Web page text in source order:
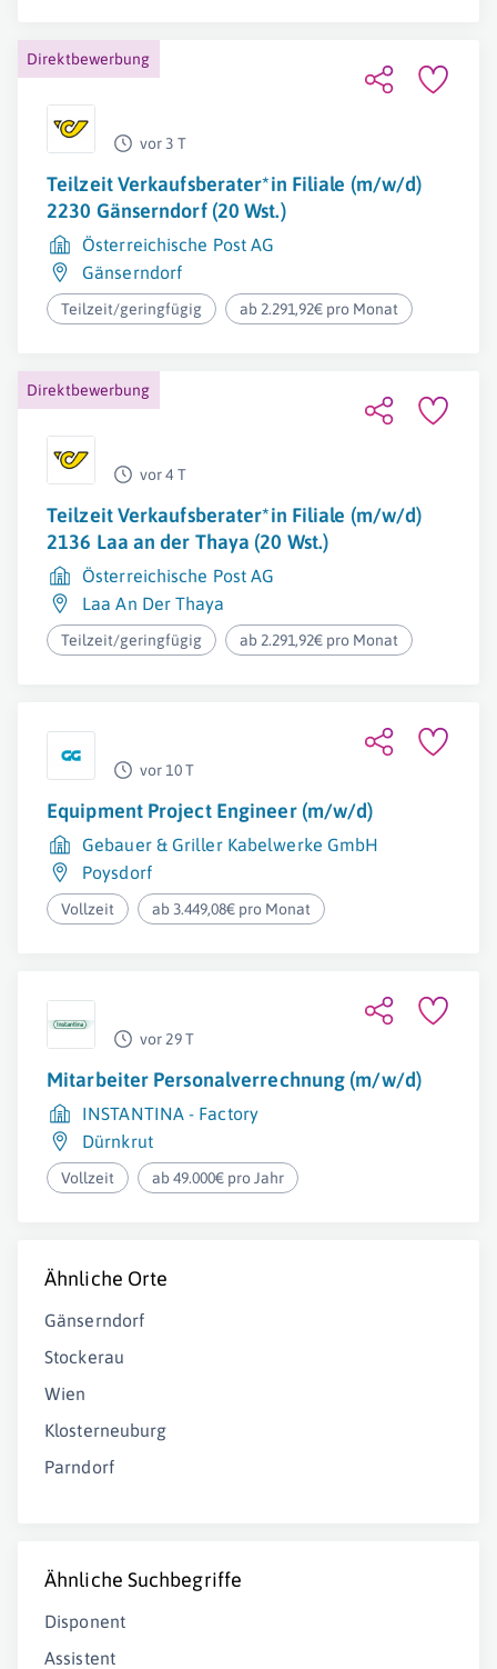
Direktbewerbung
vor 3 T
Teilzeit Verkaufsberater*in Filiale (m/w/d)
2230 Gänserndorf (20 Wst.)
Österreichische Post AG
Gänserndorf
Teilzeit/geringfügig ab 2.291,92€ pro Monat
Direktbewerbung
vor 4 T
Teilzeit Verkaufsberater*in Filiale (m/w/d)
2136 Laa an der Thaya (20 Wst.)
Österreichische Post AG
Laa An Der Thaya
Teilzeit/geringfügig ab 2.291,92€ pro Monat
vor 10 T
Equipment Project Engineer (m/w/d)
Gebauer & Griller Kabelwerke GmbH
Poysdorf
Vollzeit ab 3.449,08€ pro Monat
vor 29 T
Mitarbeiter Personalverrechnung (m/w/d)
INSTANTINA - Factory
Dürnkrut
Vollzeit ab 49.000€ pro Jahr
Ähnliche Orte
Gänserndorf
Stockerau
Wien
Klosterneuburg
Parndorf
Ähnliche Suchbegriffe
Disponent
Assistent